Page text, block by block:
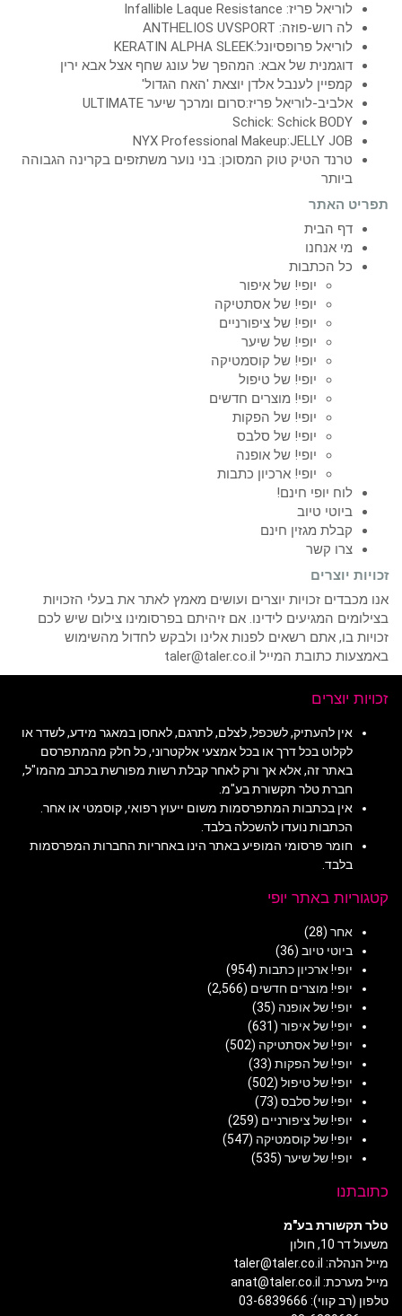
לוריאל פריז: Infallible Laque Resistance
לה רוש-פוזה: ANTHELIOS UVSPORT
לוריאל פרופסיונל:KERATIN ALPHA SLEEK
דוגמנית של אבא: המהפך של עונג שחף אצל אבא ירין
קמפיין לענבל אלדן יוצאת 'האח הגדול'
אלביב-לוריאל פריז:סרום ומרכך שיער ULTIMATE
Schick: Schick BODY
NYX Professional Makeup:JELLY JOB
טרנד הטיק טוק המסוכן: בני נוער משתזפים בקרינה הגבוהה
ביותר
תפריט האתר
דף הבית
מי אנחנו
כל הכתבות
יופי! של איפור
יופי! של אסתטיקה
יופי! של ציפורניים
יופי! של שיער
יופי! של קוסמטיקה
יופי! של טיפול
יופי! מוצרים חדשים
יופי! של הפקות
יופי! של סלבס
יופי! של אופנה
יופי! ארכיון כתבות
לוח יופי חינם!
ביוטי טיוב
קבלת מגזין חינם
צרו קשר
זכויות יוצרים
אנו מכבדים זכויות יוצרים ועושים מאמץ לאתר את בעלי הזכויות
בצילומים המגיעים לידינו. אם זיהיתם בפרסומינו צילום שיש לכם
זכויות בו, אתם רשאים לפנות אלינו ולבקש לחדול מהשימוש
באמצעות כתובת המייל taler@taler.co.il
זכויות יוצרים
אין להעתיק, לשכפל, לצלם, לתרגם, לאחסן במאגר מידע, לשדר או
לקלוט בכל דרך או בכל אמצעי אלקטרוני, כל חלק מהמתפרסם
באתר זה, אלא אך ורק לאחר קבלת רשות מפורשת בכתב מהמו"ל,
חברת טלר תקשורת בע"מ.
אין בכתבות המתפרסמות משום ייעוץ רפואי, קוסמטי או אחר.
הכתבות נועדו להשכלה בלבד.
חומר פרסומי המופיע באתר הינו באחריות החברות המפרסמות
בלבד.
קטגוריות באתר יופי
אחר (28)
ביוטי טיוב (36)
יופי! ארכיון כתבות (954)
יופי! מוצרים חדשים (2,566)
יופי! של אופנה (35)
יופי! של איפור (631)
יופי! של אסתטיקה (502)
יופי! של הפקות (33)
יופי! של טיפול (502)
יופי! של סלבס (73)
יופי! של ציפורניים (259)
יופי! של קוסמטיקה (547)
יופי! של שיער (535)
כתובתנו
טלר תקשורת בע"מ
משעול דר 10, חולון
מייל הנהלה: taler@taler.co.il
מייל מערכת: anat@taler.co.il
טלפון (רב קווי): 03-6839666